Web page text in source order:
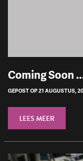
Coming Soon
GEPOST OP 21 AUGUSTUS,
LEES MEER